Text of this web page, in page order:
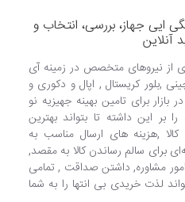
ایی جهاز، بررسی، انتخاب و
آنلاین
از نیروهای متخصص در زمینه آی
,بلور کریستال , اپال و دکوری و
33 ساله در بازار برای تامین بهینه جهیزیه نو
این داشته تا بتواند بهترین
,هزینه های ارسال مناسب به
برای سالم رساندن کالا به مقصد,
مشاوره, داشتن صداقت , تمامی
لذت خریدی بی انتها را به شما